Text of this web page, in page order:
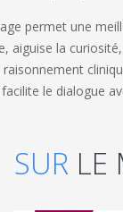
permet une
aiguise la
le dialogue
SUR LE